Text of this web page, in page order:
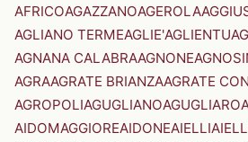
AFRICOAGAZZANOAGEROLA
AGLIANO TERMEAGLIE'AGLIENTU
AGNANA CALABRAAGNONE
AGRAAGRATE BRIANZAAGRATE
AGROPOLIAGUGLIANOAGUGLIARO
AIDOMAGGIOREAIDONEAIELLI